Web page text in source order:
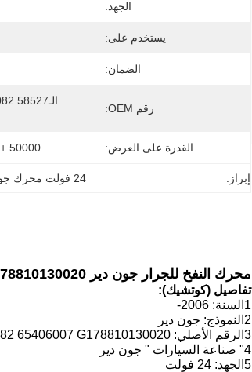
الجهد:
يستخدم على:
الضمان:
رقم OEM:
القدرة على العرض: 50000 + جهاز كمبيوتر + شهر
إبراز: 24 فولت محرك جوني دير
محرك النفخ للجرار جون دير AL58527 62412082 65406007 G178810130020
تفاصيل (كوتشيك):
1السنة: 2006-
2النموذج: جون دير
3الرقم الأصلي: AL58527 62412082 65406007 G178810130020
4" صناعة السيارات " جون دير
5الجهد: 24 فولت